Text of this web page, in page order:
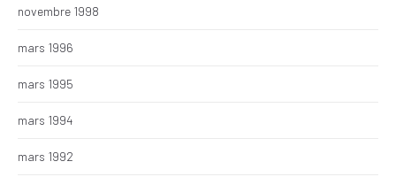
novembre 1998
mars 1996
mars 1995
mars 1994
mars 1992